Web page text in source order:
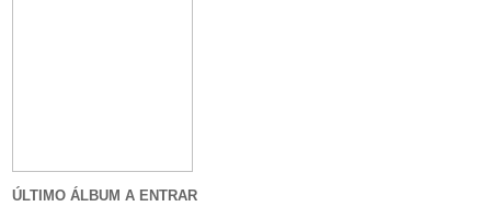
ÚLTIMO ÁLBUM A ENTRAR